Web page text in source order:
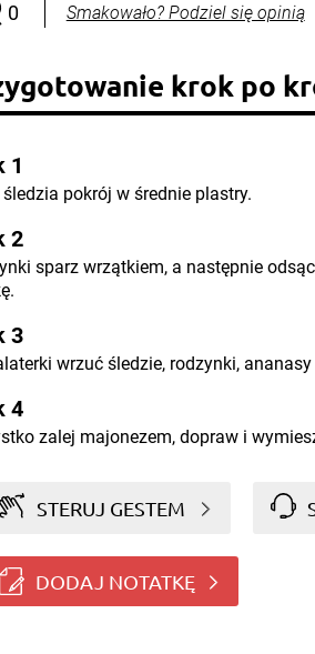
0 Smakowało? Podziel się opinią
krok po
1
śledzia pokrój w średnie plastry.
2
sparz wrzątkiem, a następnie
3
wrzuć śledzie, rodzynki,
4
zalej majonezem, dopraw i
STERUJ GESTEM
DODAJ NOTATKĘ